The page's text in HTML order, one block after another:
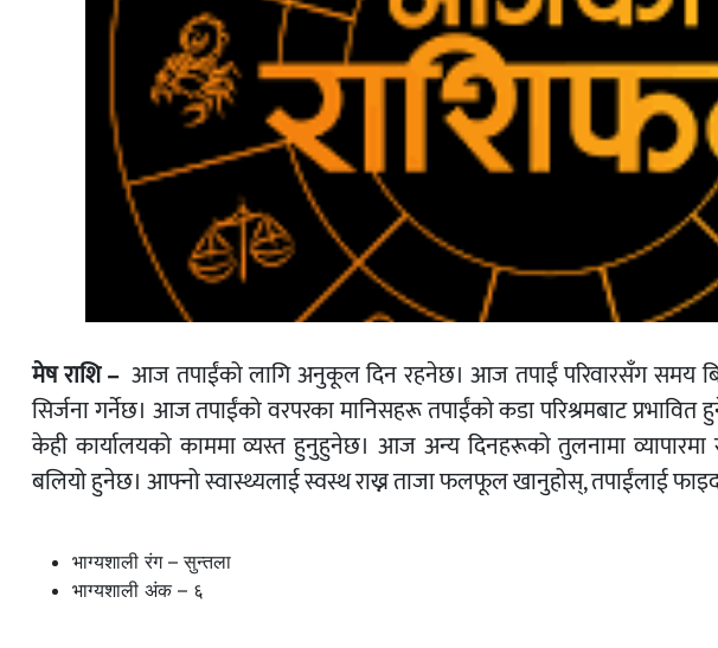
मेष राशि – आज तपाईंको लागि अनुकूल दिन रहनेछ। आज तपाईं परिवारसँग समय
सिर्जना गर्नेछ। आज तपाईंको वरपरका मानिसहरू तपाईंको कडा परिश्रमबाट
केही कार्यालयको काममा व्यस्त हुनुहुनेछ। आज अन्य दिनहरूको तुलनामा व्यापारमा
बलियो हुनेछ। आफ्नो स्वास्थ्यलाई स्वस्थ राख्न ताजा फलफूल खानुहोस्, तपाईंलाई
भाग्यशाली रंग – सुन्तला
भाग्यशाली अंक – ६